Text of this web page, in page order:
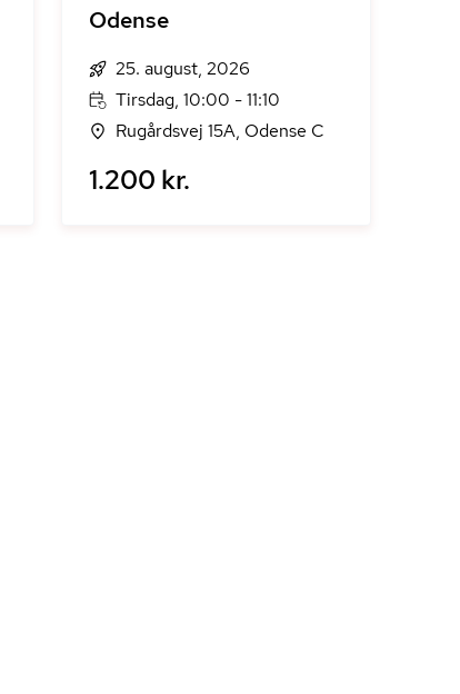
Odense
25. august, 2026
Tirsdag, 10:00 - 11:10
Rugårdsvej 15A, Odense C
1.200 kr.